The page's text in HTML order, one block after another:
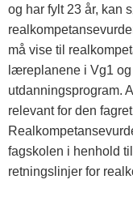
og har fylt 23 år, kan
må vise til
læreplanene i Vg1
utdanningsprogram.
relevant for den
fagskolen i henhold
retningslinjer for